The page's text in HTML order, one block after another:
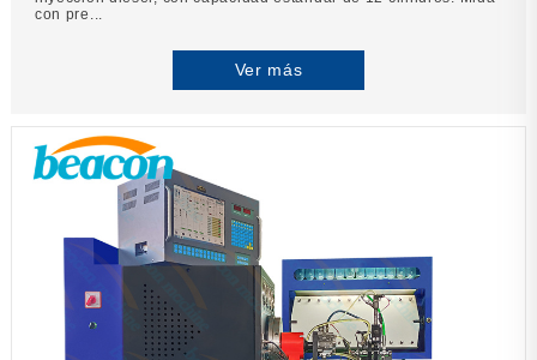
con pre...
Ver más